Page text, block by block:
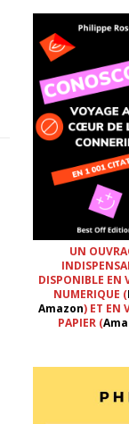
UN
DISPONIBLE EN
NUMERIQUE (
Amazon) ET EN
PAPIER (